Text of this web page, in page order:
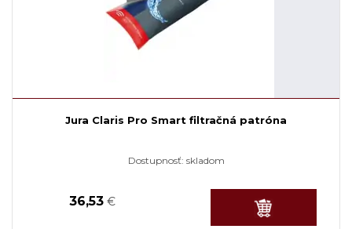
Jura Claris Pro Smart filtračná patróna
Dostupnosť: skladom
36,53 €